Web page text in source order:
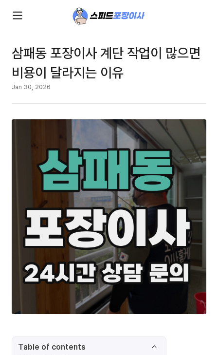
삼패동 포장이사 계단 작업이 많으면
비용이 달라지는 이유
Jan 30, 2026
Table of contents